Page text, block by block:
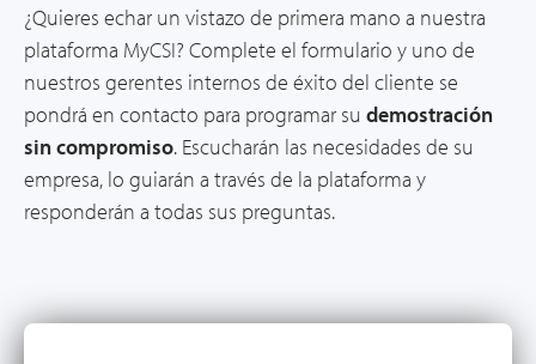
¿Quieres echar un vistazo de primera mano a nuestra
plataforma MyCSI? Complete el formulario y uno de
nuestros gerentes internos de éxito del cliente se
pondrá en contacto para programar su demostración
sin compromiso. Escucharán las necesidades de su
empresa, lo guiarán a través de la plataforma y
responderán a todas sus preguntas.